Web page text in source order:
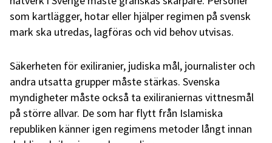
som kartlägger, hotar eller hjälper regimen på svensk
mark ska utredas, lagföras och vid behov utvisas.
Säkerheten för exiliranier, judiska mål, journalister och
andra utsatta grupper måste stärkas. Svenska
myndigheter måste också ta exiliraniernas vittnesmål
på större allvar. De som har flytt från Islamiska
republiken känner igen regimens metoder långt innan